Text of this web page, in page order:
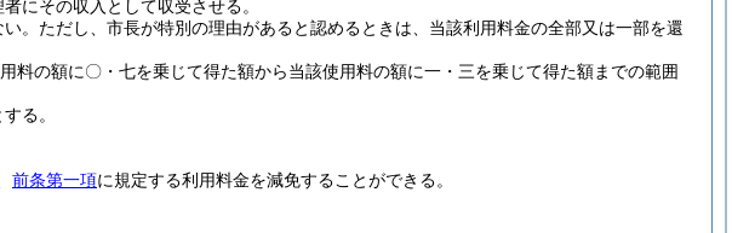
にその収入として収受させる。
。 ただし、市長が特別の理由があると認めるときは、当該利用料金の全部又は一部を還
料の額に〇・七を乗じて得た額から当該使用料の額に一・三を乗じて得た額までの範囲
る。
前条第一項に規定する利用料金を減免することができる。